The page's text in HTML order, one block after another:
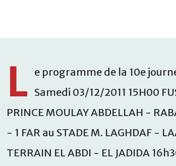
L e programme de la 10e
Samedi 03/12/2011 15H00
PRINCE MOULAY ABDELLAH -
- 1 FAR au STADE M. LAGHDAF -
TERRAIN EL ABDI - EL JADIDA